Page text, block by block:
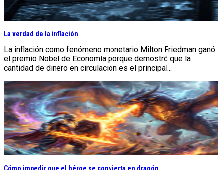
La verdad de la inflación
La inflación como fenómeno monetario Milton Friedman ganó
el premio Nobel de Economía porque demostró que la
cantidad de dinero en circulación es el principal...
Cómo impedir que el héroe se convierta en dragón